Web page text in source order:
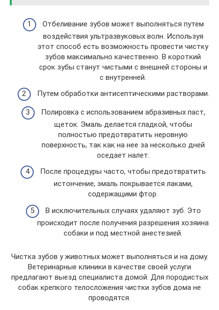
Отбеливание зубов может выполняться путем
воздействия ультразвуковых волн. Используя
этот способ есть возможность провести чистку
зубов максимально качественно. В короткий
срок зубы станут чистыми с внешней стороны и
с внутренней.
Путем обработки антисептическими растворами.
Полировка с использованием абразивных паст,
щеток. Эмаль делается гладкой, чтобы
полностью предотвратить неровную
поверхность, так как на нее за несколько дней
оседает налет.
После процедуры часто, чтобы предотвратить
истончение, эмаль покрывается лаками,
содержащими фтор.
В исключительных случаях удаляют зуб. Это
происходит после получения разрешения хозяина
собаки и под местной анестезией.
Чистка зубов у животных может выполняться и на дому.
Ветеринарные клиники в качестве своей услуги
предлагают выезд специалиста домой. Для породистых
собак крепкого телосложения чистки зубов дома не
проводятся.